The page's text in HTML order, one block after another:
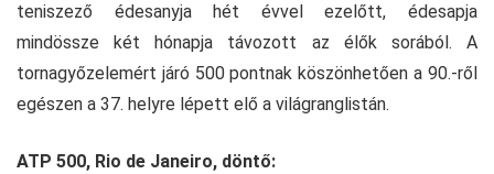
teniszező édesanyja hét évvel ezelőtt, édesapja
mindössze két hónapja távozott az élők sorából. A
tornagyőzelemért járó 500 pontnak köszönhetően a 90.-ről
egészen a 37. helyre lépett elő a világranglistán.
ATP 500, Rio de Janeiro, döntő: